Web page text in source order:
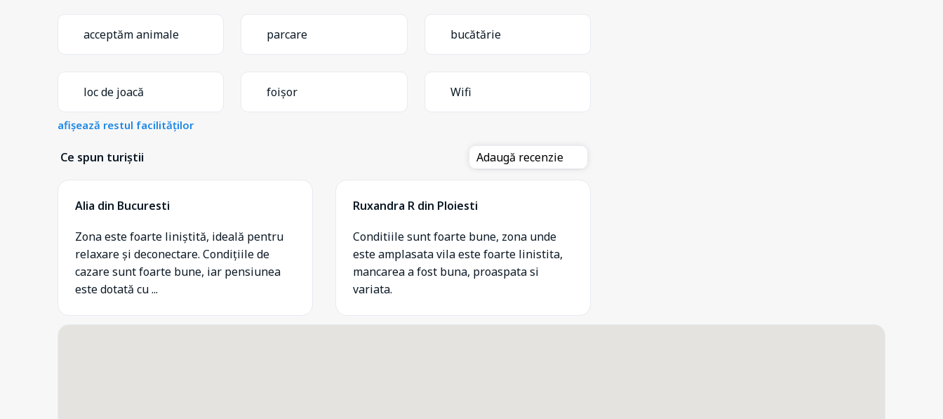
acceptăm animale parcare bucătărie
loc de joacă foișor Wifi
afișează restul facilităților
Ce spun turiștii Adaugă recenzie
Alia din Bucuresti
Zona este foarte liniștită, ideală pentru
relaxare și deconectare. Condițiile de
cazare sunt foarte bune, iar pensiunea
este dotată cu ...
Ruxandra R din Ploiesti
Conditiile sunt foarte bune, zona unde
este amplasata vila este foarte linistita,
mancarea a fost buna, proaspata si
variata.